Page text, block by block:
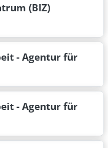
(BIZ)
- Agentur für
- Agentur für